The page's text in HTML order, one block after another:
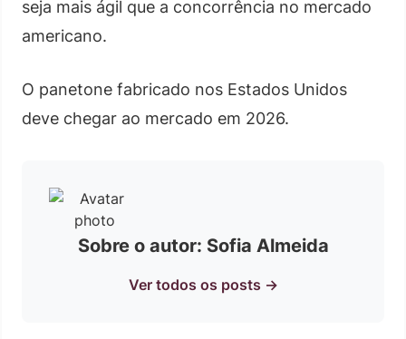
seja mais ágil que a concorrência no mercado
americano.
O panetone fabricado nos Estados Unidos
deve chegar ao mercado em 2026.
Sobre o autor: Sofia Almeida
Ver todos os posts →